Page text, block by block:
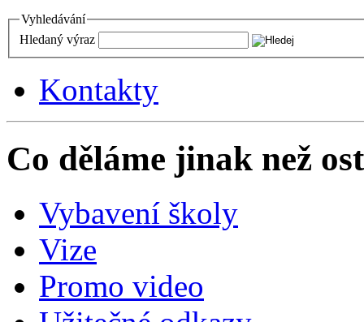
Vyhledávání
Hledaný výraz
Kontakty
Co děláme jinak než
Vybavení školy
Vize
Promo video